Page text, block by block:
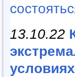
13.10.22